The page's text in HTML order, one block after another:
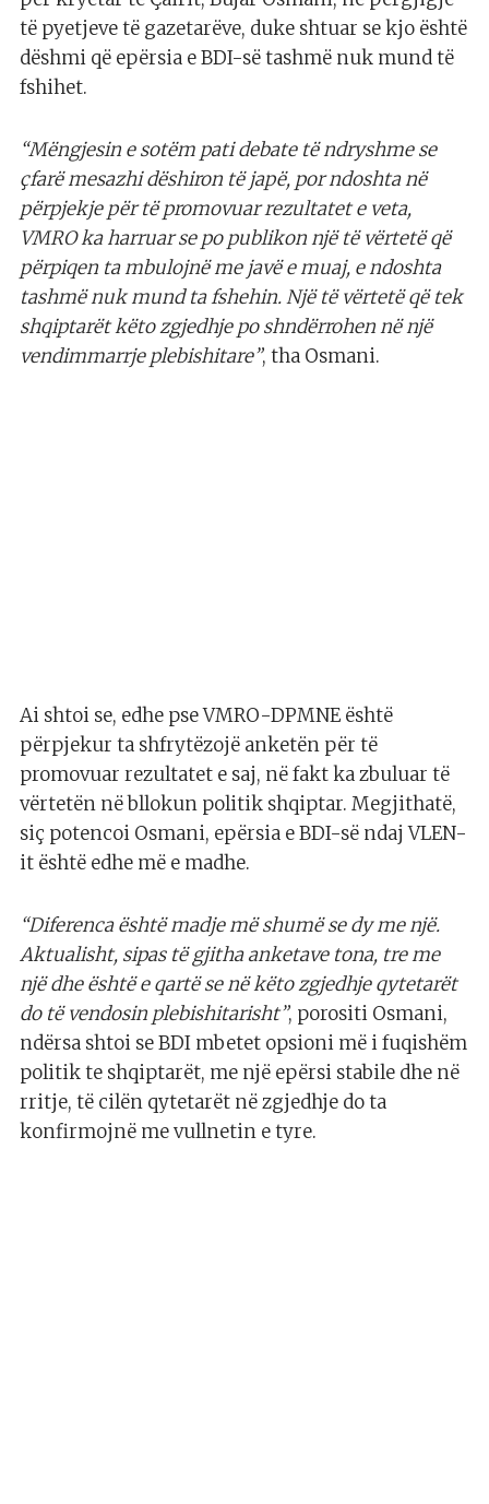
të pyetjeve të gazetarëve, duke shtuar se kjo është
dëshmi që epërsia e BDI-së tashmë nuk mund të
fshihet.
“Mëngjesin e sotëm pati debate të ndryshme se
çfarë mesazhi dëshiron të japë, por ndoshta në
përpjekje për të promovuar rezultatet e veta,
VMRO ka harruar se po publikon një të vërtetë që
përpiqen ta mbulojnë me javë e muaj, e ndoshta
tashmë nuk mund ta fshehin. Një të vërtetë që tek
shqiptarët këto zgjedhje po shndërrohen në një
vendimmarrje plebishitare”, tha Osmani.
Ai shtoi se, edhe pse VMRO-DPMNE është
përpjekur ta shfrytëzojë anketën për të
promovuar rezultatet e saj, në fakt ka zbuluar të
vërtetën në bllokun politik shqiptar. Megjithatë,
siç potencoi Osmani, epërsia e BDI-së ndaj VLEN-
it është edhe më e madhe.
“Diferenca është madje më shumë se dy me një.
Aktualisht, sipas të gjitha anketave tona, tre me
një dhe është e qartë se në këto zgjedhje qytetarët
do të vendosin plebishitarisht”, porositi Osmani,
ndërsa shtoi se BDI mbetet opsioni më i fuqishëm
politik te shqiptarët, me një epërsi stabile dhe në
rritje, të cilën qytetarët në zgjedhje do ta
konfirmojnë me vullnetin e tyre.